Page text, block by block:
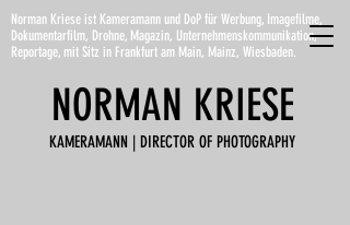
NORMAN KRIESE
KAMERAMANN | DIRECTOR OF PHOTOGRAPHY
Norman Kriese ist Kameramann und DoP für Werbung, Imagefilme,
Dokumentarfilm, Drohne, Magazin, Unternehmenskommunikation,
Reportage, mit Sitz in Frankfurt am Main, Mainz, Wiesbaden.